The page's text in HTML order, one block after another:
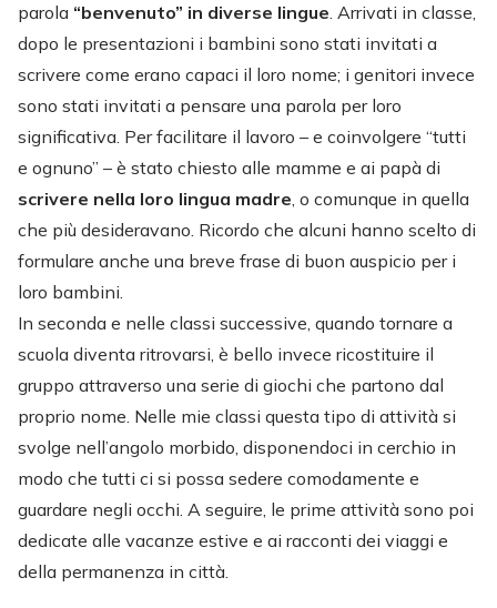
parola “benvenuto” in diverse lingue. Arrivati in classe,
dopo le presentazioni i bambini sono stati invitati a
scrivere come erano capaci il loro nome; i genitori invece
sono stati invitati a pensare una parola per loro
significativa. Per facilitare il lavoro – e coinvolgere “tutti
e ognuno” – è stato chiesto alle mamme e ai papà di
scrivere nella loro lingua madre, o comunque in quella
che più desideravano. Ricordo che alcuni hanno scelto di
formulare anche una breve frase di buon auspicio per i
loro bambini.
In seconda e nelle classi successive, quando tornare a
scuola diventa ritrovarsi, è bello invece ricostituire il
gruppo attraverso una serie di giochi che partono dal
proprio nome. Nelle mie classi questa tipo di attività si
svolge nell’angolo morbido, disponendoci in cerchio in
modo che tutti ci si possa sedere comodamente e
guardare negli occhi. A seguire, le prime attività sono poi
dedicate alle vacanze estive e ai racconti dei viaggi e
della permanenza in città.